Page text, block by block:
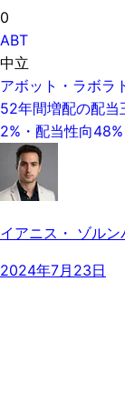
0
ABT
中立
アボット・ラボラ
52年間増配の配当
2%・配当性向48%
イアニス・ ゾルン
2024年7月23日